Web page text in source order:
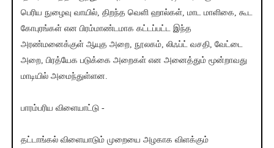
பெரிய நுழைவு வாயில், திறந்த வெளி ஹால்கள், மாட மாளிகை, கூட
கோபுரங்கள் என பிரம்மாண்டமாக கட்டப்பட்ட இந்த
அரண்மனைக்குள் ஆயுத அறை, நூலகம், லிஃப்ட் வசதி, வேட்டை
அறை, பிரத்யேக படுக்கை அறைகள் என அனைத்தும் மூன்றாவது
மாடியில் அமைந்துள்ளன.
பாரம்பரிய விளையாட்டு -
தட்டாங்கல் விளையாடும் முறையை அழகாக விளக்கும்